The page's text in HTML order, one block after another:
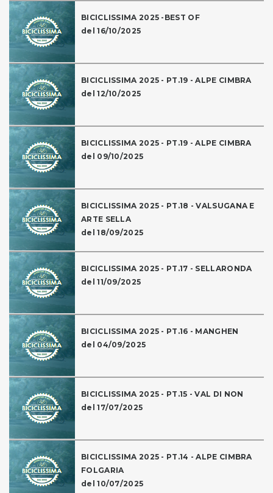
BICICLISSIMA 2025 -BEST OF
del 16/10/2025
BICICLISSIMA 2025 - PT.19 - ALPE CIMBRA
del 12/10/2025
BICICLISSIMA 2025 - PT.19 - ALPE CIMBRA
del 09/10/2025
BICICLISSIMA 2025 - PT.18 - VALSUGANA E
ARTE SELLA
del 18/09/2025
BICICLISSIMA 2025 - PT.17 - SELLARONDA
del 11/09/2025
BICICLISSIMA 2025 - PT.16 - MANGHEN
del 04/09/2025
BICICLISSIMA 2025 - PT.15 - VAL DI NON
del 17/07/2025
BICICLISSIMA 2025 - PT.14 - ALPE CIMBRA
FOLGARIA
del 10/07/2025